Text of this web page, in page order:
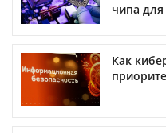
чипа
Как